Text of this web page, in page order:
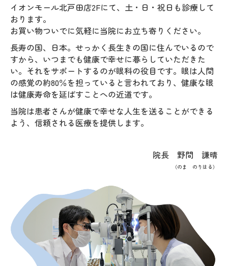
イオンモール北戸田店2Fにて、土・日・祝日も診療して
おります。
お買い物ついでに気軽に当院にお立ち寄りください。
長寿の国、日本。せっかく長生きの国に住んでいるので
すから、いつまでも健康で幸せに暮らしていただきた
い。 それをサポートするのが眼科の役目です。 眼は人間
の感覚の約80％を担っていると言われており、 健康な眼
は健康寿命を延ばすことへの近道です。
当院は患者さんが健康で幸せな人生を送ることができる
よう、信頼される医療を提供します。
院長 野間 謙晴
（のま のりはる）